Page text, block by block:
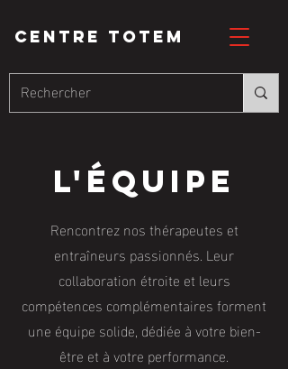
CENTRE totem
L'équipe
Rencontrez nos thérapeutes et
entraîneurs passionnés. Leur
collaboration étroite et leurs
compétences complémentaires forment
une équipe solide, dédiée à votre bien-
être et à votre performance.